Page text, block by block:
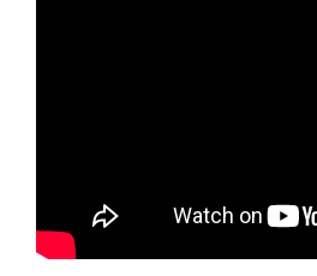
・ガレージキットの